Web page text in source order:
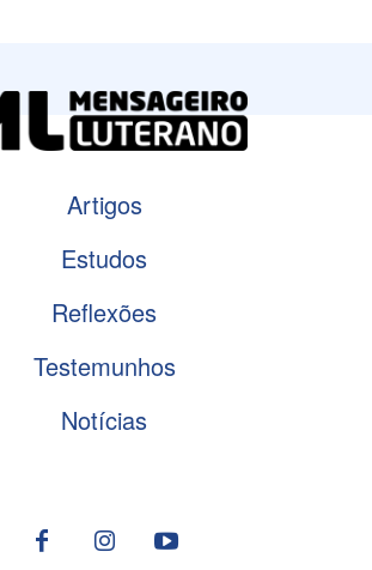
Artigos
Estudos
Reflexões
Testemunhos
Notícias